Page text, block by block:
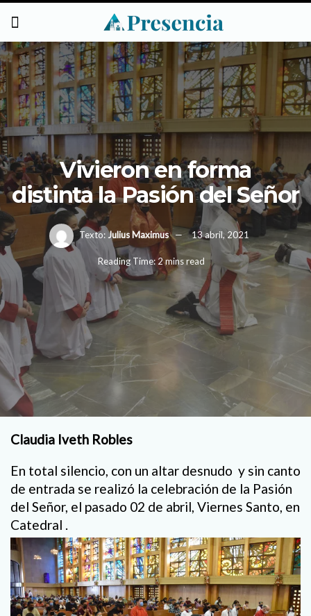
Vivieron en forma
distinta la Pasión del Señor
Texto: Julius Maximus 13 abril, 2021
Reading Time: 2 mins read
Claudia Iveth Robles
En total silencio, con un altar desnudo y sin canto
de entrada se realizó la celebración de la Pasión
del Señor, el pasado 02 de abril, Viernes Santo, en
Catedral .